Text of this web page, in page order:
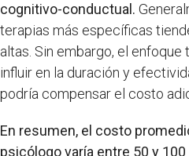
cognitivo-conductual.
terapias más específicas
altas. Sin embargo, el
influir en la duración y
podría compensar el costo
En resumen, el costo
psicólogo varía entre 50 y